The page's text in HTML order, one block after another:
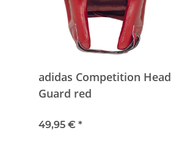
adidas Competition Head
Guard red
49,95 € *